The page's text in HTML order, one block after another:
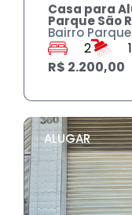
Casa para
Parque São
Bairro
2
1
R$ 2.200,00
ALUGAR